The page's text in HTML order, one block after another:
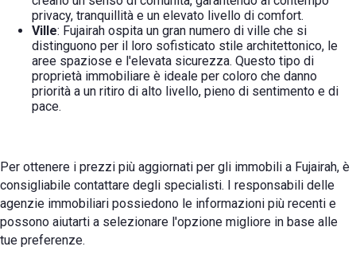
privacy, tranquillità e un elevato livello di comfort.
Ville: Fujairah ospita un gran numero di ville che si
distinguono per il loro sofisticato stile architettonico, le
aree spaziose e l'elevata sicurezza. Questo tipo di
proprietà immobiliare è ideale per coloro che danno
priorità a un ritiro di alto livello, pieno di sentimento e di
pace.
Per ottenere i prezzi più aggiornati per gli immobili a Fujairah, è
consigliabile contattare degli specialisti. I responsabili delle
agenzie immobiliari possiedono le informazioni più recenti e
possono aiutarti a selezionare l'opzione migliore in base alle
tue preferenze.